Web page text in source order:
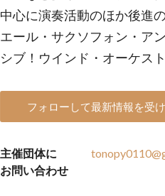
中心に演奏活動のほか後進
エール・サクソフォン・ア
シブ！ウインド・オーケス
フォローして最新情報を受
主催団体に
お問い合わせ